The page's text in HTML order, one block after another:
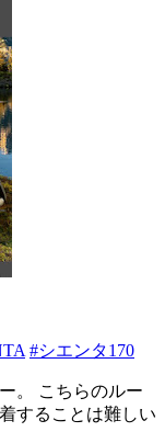
#シエンタ170
。 こちらのルー
することは難しい